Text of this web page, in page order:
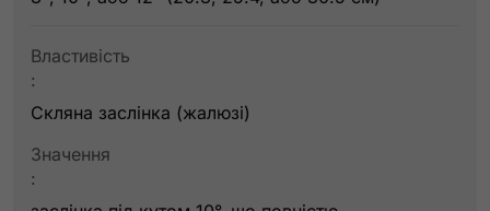
Властивість
:
Скляна заслінка (жалюзі)
Значення
: